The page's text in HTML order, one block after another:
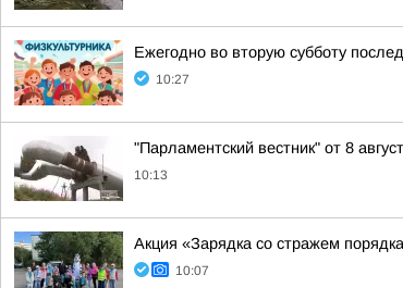
Ежегодно во вторую субботу
10:27
"Парламентский вестник" от 8
10:13
Акция «Зарядка со стражем
10:07